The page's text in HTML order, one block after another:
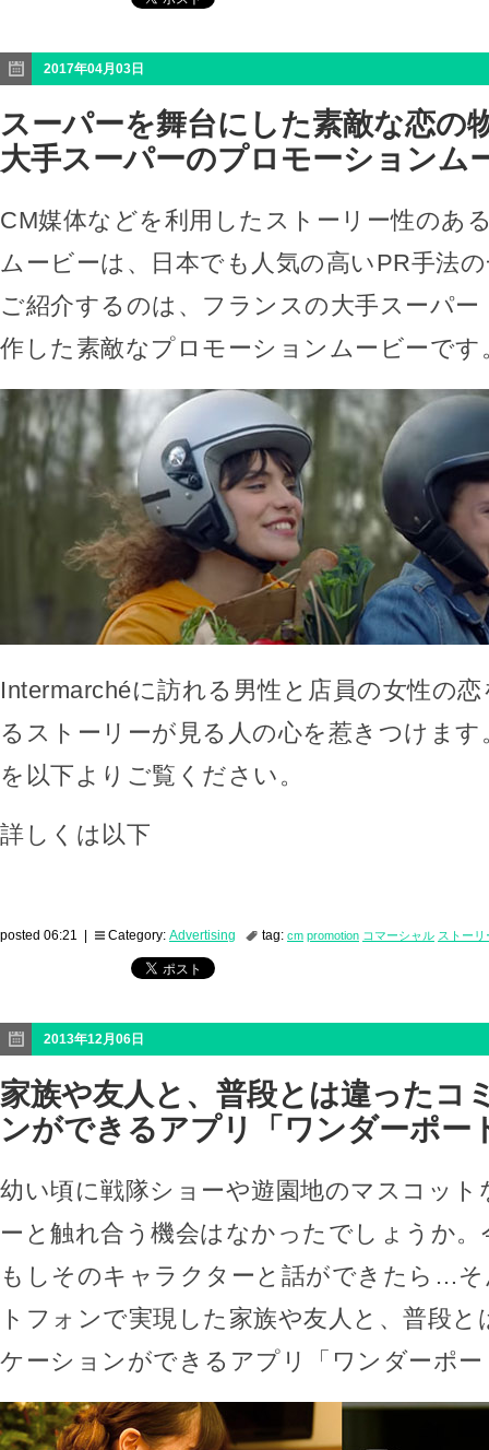
2017年04月03日
スーパーを舞台にした素敵な恋の
大手スーパーのプロモーションム
CM媒体などを利用したストーリー性のあ
ムービーは、日本でも人気の高いPR手法
ご紹介するのは、フランスの大手スーパー
作した素敵なプロモーションムービーです
Intermarchéに訪れる男性と店員の女性の
るストーリーが見る人の心を惹きつけま
を以下よりご覧ください。
詳しくは以下
posted 06:21 | Category: Advertising tag: cm promotion コマーシャル ストーリ
2013年12月06日
家族や友人と、普段とは違ったコ
ンができるアプリ「ワンダーポー
幼い頃に戦隊ショーや遊園地のマスコッ
ーと触れ合う機会はなかったでしょうか
もしそのキャラクターと話ができたら…
トフォンで実現した家族や友人と、普段
ケーションができるアプリ「ワンダーポ